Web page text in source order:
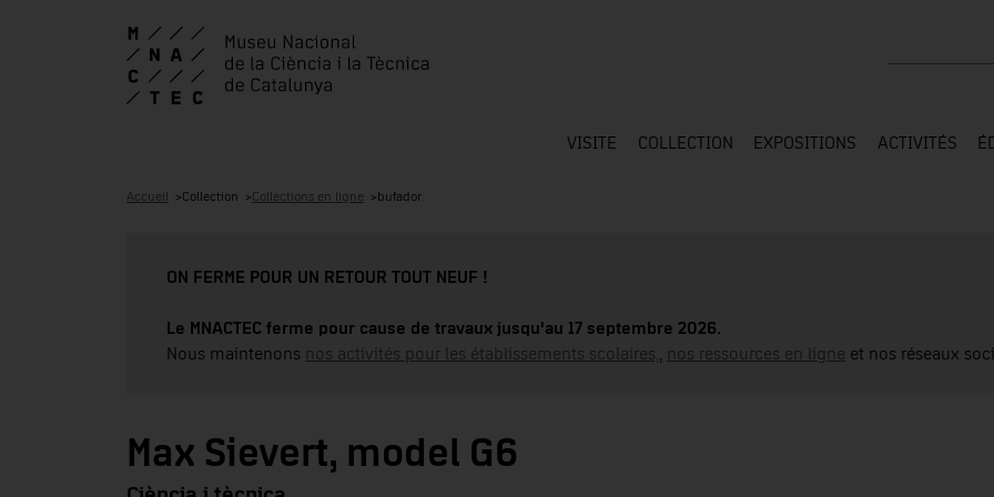
VISITE COLLECTION EXPOSITIONS ACTIVITÉS
Accueil Collection Collections en ligne bufador
ON FERME POUR UN RETOUR TOUT NEUF !
Le MNACTEC ferme pour cause de travaux jusqu'au 17 septembre 2026.
Nous maintenons nos activités pour les établissements scolaires, nos ressources en ligne et nos réseaux
Max Sievert, model G6